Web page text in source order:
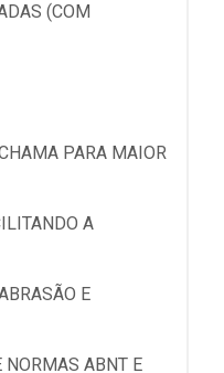
(COM
PARA MAIOR
A
E
NORMAS ABNT E